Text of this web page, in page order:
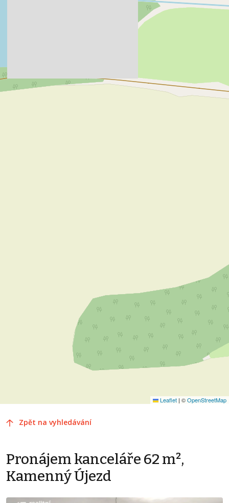
Leaflet | ©OpenStreetMap
Zpět na vyhledávání
Pronájem kanceláře 62 m²,
Kamenný Újezd